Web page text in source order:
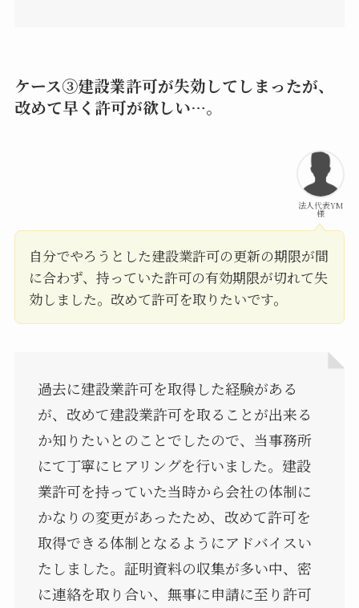
ケース③建設業許可が失効してしまったが、
改めて早く許可が欲しい…。
法人代表YM
様
自分でやろうとした建設業許可の更新の期限が間
に合わず、持っていた許可の有効期限が切れて失
効しました。改めて許可を取りたいです。
過去に建設業許可を取得した経験がある
が、改めて建設業許可を取ることが出来る
か知りたいとのことでしたので、当事務所
にて丁寧にヒアリングを行いました。建設
業許可を持っていた当時から会社の体制に
かなりの変更があったため、改めて許可を
取得できる体制となるようにアドバイスい
たしました。証明資料の収集が多い中、密
に連絡を取り合い、無事に申請に至り許可